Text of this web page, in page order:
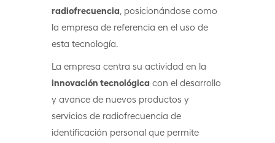
radiofrecuencia , posicionándose como
la empresa de referencia en el uso de
esta tecnología.
La empresa centra su actividad en la
innovación tecnológica con el desarrollo
y avance de nuevos productos y
servicios de radiofrecuencia de
identificación personal que permite